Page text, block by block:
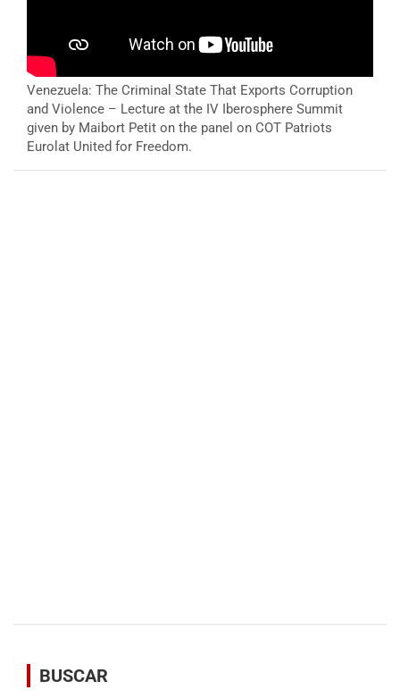
Venezuela: The Criminal State That Exports Corruption
and Violence – Lecture at the IV Iberosphere Summit
given by Maibort Petit on the panel on COT Patriots
Eurolat United for Freedom.
BUSCAR